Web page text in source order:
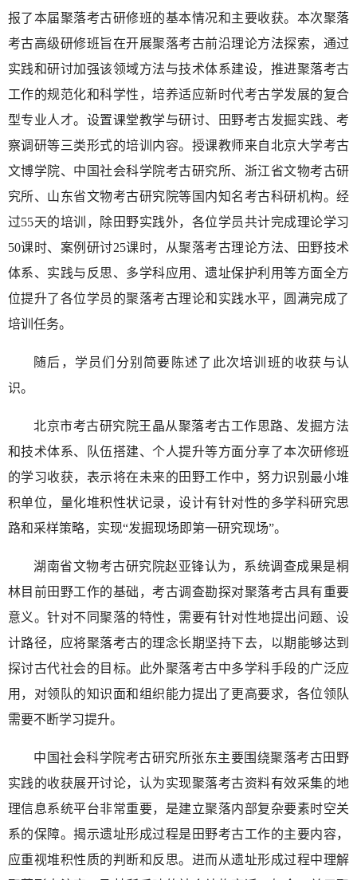
报了本届聚落考古研修班的基本情况和主要收获。本次聚落
考古高级研修班旨在开展聚落考古前沿理论方法探索，通过
实践和研讨加强该领域方法与技术体系建设，推进聚落考古
工作的规范化和科学性，培养适应新时代考古学发展的复合
型专业人才。设置课堂教学与研讨、田野考古发掘实践、考
察调研等三类形式的培训内容。授课教师来自北京大学考古
文博学院、中国社会科学院考古研究所、浙江省文物考古研
究所、山东省文物考古研究院等国内知名考古科研机构。经
过55天的培训，除田野实践外，各位学员共计完成理论学习
50课时、案例研讨25课时，从聚落考古理论方法、田野技术
体系、实践与反思、多学科应用、遗址保护利用等方面全方
位提升了各位学员的聚落考古理论和实践水平，圆满完成了
培训任务。
随后，学员们分别简要陈述了此次培训班的收获与认
识。
北京市考古研究院王晶从聚落考古工作思路、发掘方法
和技术体系、队伍搭建、个人提升等方面分享了本次研修班
的学习收获，表示将在未来的田野工作中，努力识别最小堆
积单位，量化堆积性状记录，设计有针对性的多学科研究思
路和采样策略，实现“发掘现场即第一研究现场”。
湖南省文物考古研究院赵亚锋认为，系统调查成果是桐
林目前田野工作的基础，考古调查勘探对聚落考古具有重要
意义。针对不同聚落的特性，需要有针对性地提出问题、设
计路径，应将聚落考古的理念长期坚持下去，以期能够达到
探讨古代社会的目标。此外聚落考古中多学科手段的广泛应
用，对领队的知识面和组织能力提出了更高要求，各位领队
需要不断学习提升。
中国社会科学院考古研究所张东主要围绕聚落考古田野
实践的收获展开讨论，认为实现聚落考古资料有效采集的地
理信息系统平台非常重要，是建立聚落内部复杂要素时空关
系的保障。揭示遗址形成过程是田野考古工作的主要内容，
应重视堆积性质的判断和反思。进而从遗址形成过程中理解